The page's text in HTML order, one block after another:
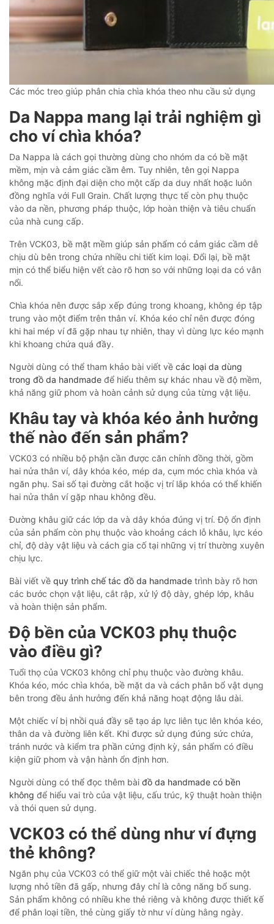
Các móc treo giúp phân chia chìa khóa theo nhu cầu sử dụng
Da Nappa mang lại trải nghiệm gì
cho ví chìa khóa?
Da Nappa là cách gọi thường dùng cho nhóm da có bề mặt
mềm, mịn và cảm giác cầm êm. Tuy nhiên, tên gọi Nappa
không mặc định đại diện cho một cấp da duy nhất hoặc luôn
đồng nghĩa với Full Grain. Chất lượng thực tế còn phụ thuộc
vào da nền, phương pháp thuộc, lớp hoàn thiện và tiêu chuẩn
của nhà cung cấp.
Trên VCK03, bề mặt mềm giúp sản phẩm có cảm giác cầm dễ
chịu dù bên trong chứa nhiều chi tiết kim loại. Đổi lại, bề mặt
mịn có thể biểu hiện vết cào rõ hơn so với những loại da có vân
nổi.
Chìa khóa nên được sắp xếp đúng trong khoang, không ép tập
trung vào một điểm trên thân ví. Khóa kéo chỉ nên được đóng
khi hai mép ví đã gặp nhau tự nhiên, thay vì dùng lực kéo mạnh
khi khoang chứa quá đầy.
Người dùng có thể tham khảo bài viết về các loại da dùng
trong đồ da handmade để hiểu thêm sự khác nhau về độ mềm,
khả năng giữ phom và hoàn cảnh sử dụng của từng vật liệu.
Khâu tay và khóa kéo ảnh hưởng
thế nào đến sản phẩm?
VCK03 có nhiều bộ phận cần được căn chỉnh đồng thời, gồm
hai nửa thân ví, dây khóa kéo, mép da, cụm móc chìa khóa và
ngăn phụ. Sai số tại đường cắt hoặc vị trí lắp khóa có thể khiến
hai nửa thân ví gặp nhau không đều.
Đường khâu giữ các lớp da và dây khóa đúng vị trí. Độ ổn định
của sản phẩm còn phụ thuộc vào khoảng cách lỗ khâu, lực kéo
chỉ, độ dày vật liệu và cách gia cố tại những vị trí thường xuyên
chịu lực.
Bài viết về quy trình chế tác đồ da handmade trình bày rõ hơn
các bước chọn vật liệu, cắt rập, xử lý độ dày, ghép lớp, khâu
và hoàn thiện sản phẩm.
Độ bền của VCK03 phụ thuộc
vào điều gì?
Tuổi thọ của VCK03 không chỉ phụ thuộc vào đường khâu.
Khóa kéo, móc chìa khóa, bề mặt da và cách phân bổ vật dụng
bên trong đều ảnh hưởng đến khả năng hoạt động lâu dài.
Một chiếc ví bị nhồi quá đầy sẽ tạo áp lực liên tục lên khóa kéo,
thân da và đường liên kết. Khi được sử dụng đúng sức chứa,
tránh nước và kiểm tra phần cứng định kỳ, sản phẩm có điều
kiện giữ phom và vận hành ổn định hơn.
Người dùng có thể đọc thêm bài đồ da handmade có bền
không để hiểu vai trò của vật liệu, cấu trúc, kỹ thuật hoàn thiện
và thói quen sử dụng.
VCK03 có thể dùng như ví đựng
thẻ không?
Ngăn phụ của VCK03 có thể giữ một vài chiếc thẻ hoặc một
lượng nhỏ tiền đã gấp, nhưng đây chỉ là công năng bổ sung.
Sản phẩm không có nhiều khe thẻ riêng và không được thiết kế
để phân loại tiền, thẻ cùng giấy tờ như ví dùng hằng ngày.